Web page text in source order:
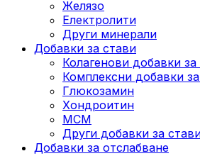
Желязо
Електролити
Други минерали
Добавки за стави
Колагенови добавки за
Комплексни добавки
Глюкозамин
Хондроитин
МСМ
Други добавки за
Добавки за отслабване